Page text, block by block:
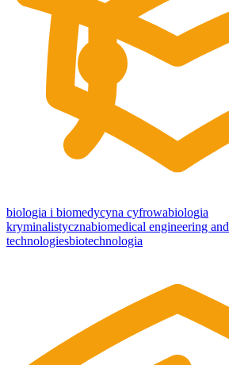
biologia i biomedycyna cyfrowabiologia
kryminalistycznabiomedical engineering and
technologiesbiotechnologia